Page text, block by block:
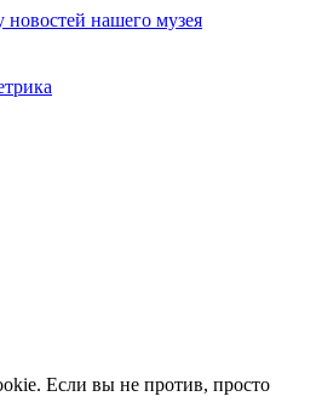
нашего музея
Если вы не против, просто